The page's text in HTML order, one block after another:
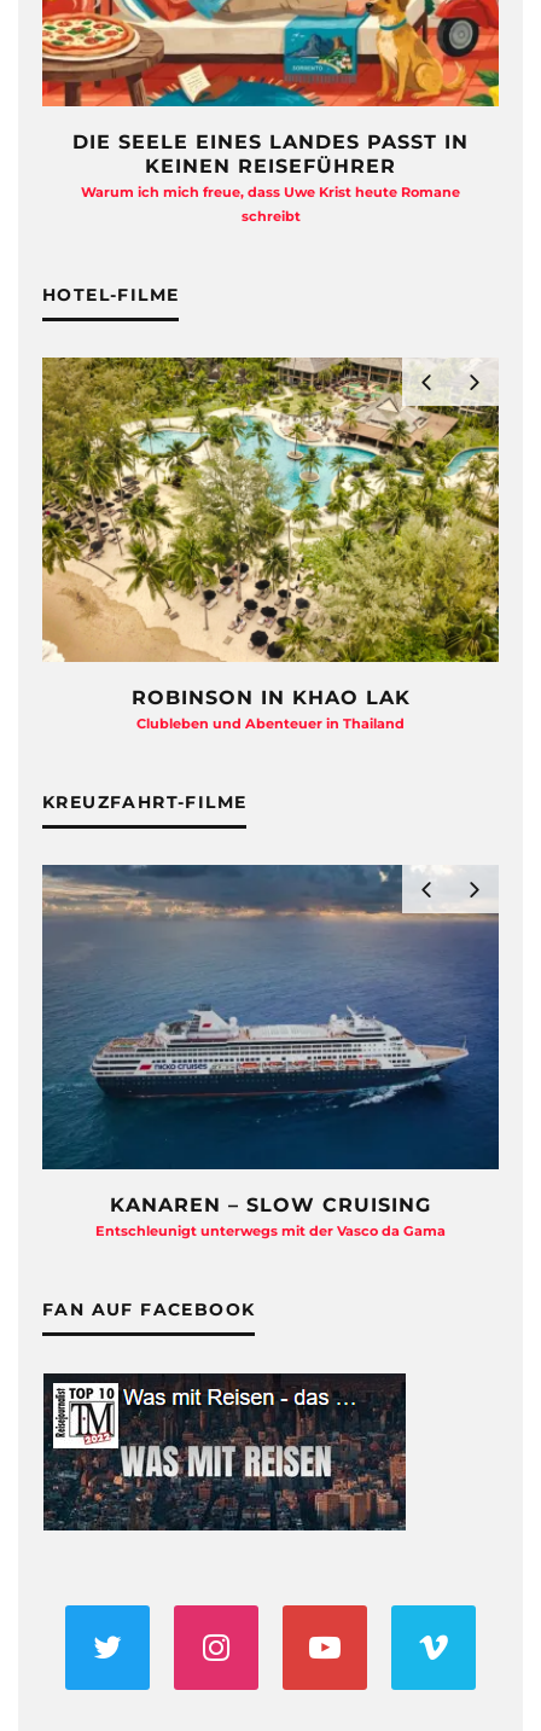
DIE SEELE EINES LANDES PASST IN
KEINEN REISEFÜHRER
Warum ich mich freue, dass Uwe Krist heute Romane
schreibt
HOTEL-FILME
ROBINSON IN KHAO LAK
Clubleben und Abenteuer in Thailand
KREUZFAHRT-FILME
KANAREN – SLOW CRUISING
Entschleunigt unterwegs mit der Vasco da Gama
FAN AUF FACEBOOK